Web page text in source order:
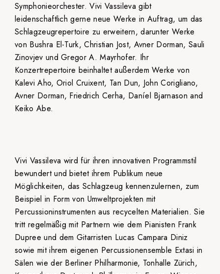
Symphonieorchester. Vivi Vassileva gibt
leidenschaftlich gerne neue Werke in Auftrag, um das
Schlagzeugrepertoire zu erweitern, darunter Werke
von Bushra El-Turk, Christian Jost, Avner Dorman, Sauli
Zinovjev und Gregor A. Mayrhofer. Ihr
Konzertrepertoire beinhaltet außerdem Werke von
Kalevi Aho, Oriol Cruixent, Tan Dun, John Corigliano,
Avner Dorman, Friedrich Cerha, Daníel Bjarnason and
Keiko Abe.
Vivi Vassileva wird für ihren innovativen Programmstil
bewundert und bietet ihrem Publikum neue
Möglichkeiten, das Schlagzeug kennenzulernen, zum
Beispiel in Form von Umweltprojekten mit
Percussioninstrumenten aus recycelten Materialien. Sie
tritt regelmäßig mit Partnern wie dem Pianisten Frank
Dupree und dem Gitarristen Lucas Campara Diniz
sowie mit ihrem eigenen Percussionensemble Extasi in
Sälen wie der Berliner Philharmonie, Tonhalle Zürich,